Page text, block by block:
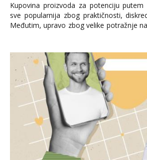
Kupovina proizvoda za potenciju
sve popularnija zbog praktičnosti,
Međutim, upravo zbog velike potražnje
i brojni krivotvoreni proizvodi,